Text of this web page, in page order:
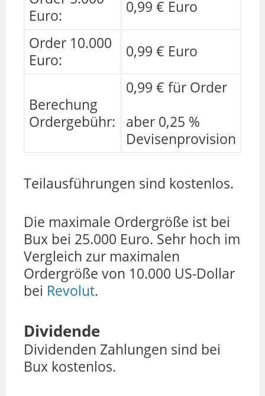
Euro:
0,99 € Euro
Order 10.000
Euro:
0,99 € Euro
Berechung
Ordergebühr:
0,99 € für Order
aber 0,25 %
Devisenprovision
Teilausführungen sind kostenlos.
Die maximale Ordergröße ist bei
Bux bei 25.000 Euro. Sehr hoch im
Vergleich zur maximalen
Ordergröße von 10.000 US-Dollar
bei Revolut.
Dividende
Dividenden Zahlungen sind bei
Bux kostenlos.